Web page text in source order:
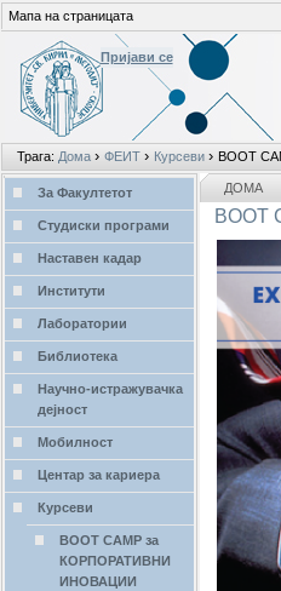
Лични
алати
Пријави се
Трага: Дома › ФЕИТ › Курсеви › BOOT
Мапа на страницата
делови
ДОМА
NAVIGATION
За Факултетот
Студиски програми
Наставен кадар
Институти
Лаборатории
Библиотека
Научно-истражувачка
дејност
Мобилност
Центар за кариера
Курсеви
BOOT CAMP за
КОРПОРАТИВНИ
ИНОВАЦИИ